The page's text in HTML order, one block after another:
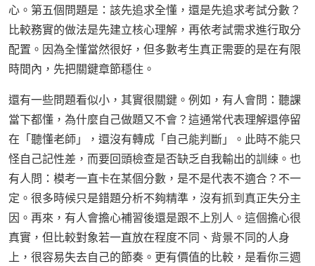
心。第五個問題是：該先追求全懂，還是先追求考試分數？
比較務實的做法是先建立核心理解，再依考試需求進行取分
配置。因為全懂當然很好，但多數考生真正需要的是在有限
時間內，先把關鍵章節穩住。
還有一些問題看似小，其實很關鍵。例如，有人會問：聽課
當下都懂，為什麼自己做題又不會？這通常代表理解還停留
在「聽懂老師」，還沒有轉成「自己能判斷」。此時不能只
怪自己記性差，而要回頭檢查是否缺乏自我輸出的訓練。也
有人問：模考一直卡在某個分數，是不是代表不適合？不一
定。很多時候只是錯題分析不夠精準，沒有抓到真正失分主
因。再來，有人會擔心補習後還是跟不上別人。這個擔心很
真實，但比較對象若一直放在程度不同、背景不同的人身
上，很容易失去自己的節奏。更有價值的比較，是看你三週